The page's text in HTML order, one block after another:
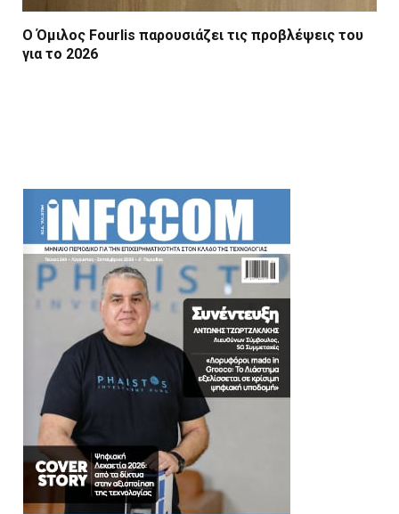
Ο Όμιλος Fourlis παρουσιάζει τις προβλέψεις του
για το 2026